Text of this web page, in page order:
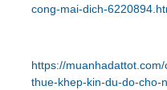
cong-mai-dich-
https://
thue-khep-kin-du-do-cho-